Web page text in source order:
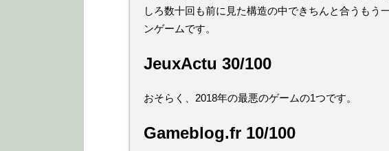
しろ数十回も前に見た構造の中できちんと合うもう
ンゲームです。
JeuxActu 30/100
おそらく、2018年の最悪のゲームの1つです。
Gameblog.fr 10/100